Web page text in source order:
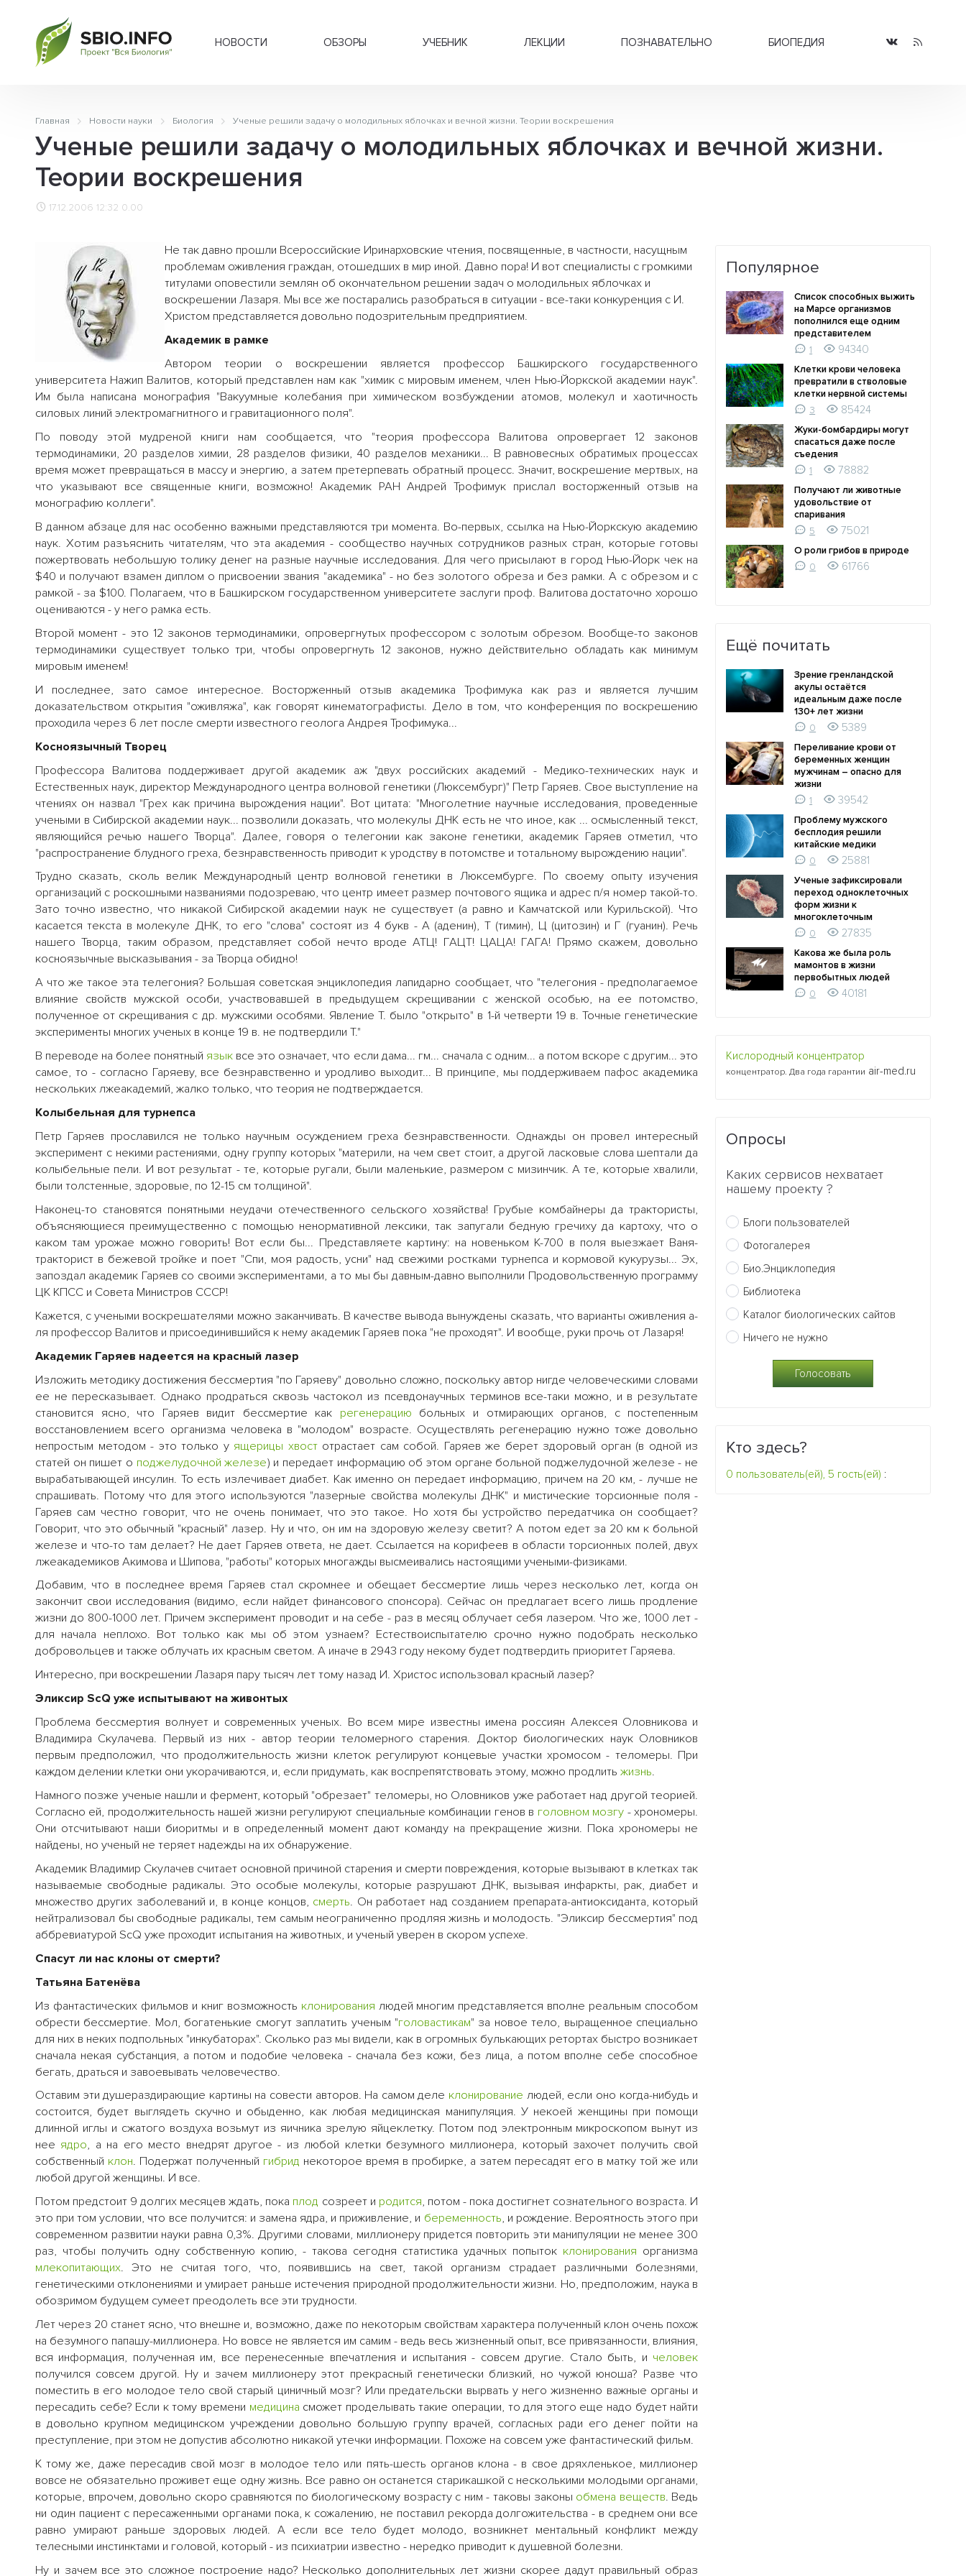
НОВОСТИ ОБЗОРЫ УЧЕБНИК ЛЕКЦИИ ПОЗНАВАТЕЛЬНО БИОПЕДИЯ
Главная Новости науки Биология Ученые решили задачу о молодильных яблочках и вечной жизни. Теории воскрешения
Ученые решили задачу о молодильных яблочках и вечной жизни.
Теории воскрешения
17.12.2006 12:32 0.00
Не так давно прошли Всероссийские Иринарховские чтения, посвященные, в частности, насущным
проблемам оживления граждан, отошедших в мир иной. Давно пора! И вот специалисты с громкими
титулами оповестили землян об окончательном решении задач о молодильных яблочках и
воскрешении Лазаря. Мы все же постарались разобраться в ситуации - все-таки конкуренция с И.
Христом представляется довольно подозрительным предприятием.
Академик в рамке
Автором теории о воскрешении является профессор Башкирского государственного
университета Нажип Валитов, который представлен нам как "химик с мировым именем, член Нью-Йоркской академии наук".
Им была написана монография "Вакуумные колебания при химическом возбуждении атомов, молекул и хаотичность
силовых линий электромагнитного и гравитационного поля".
По поводу этой мудреной книги нам сообщается, что "теория профессора Валитова опровергает 12 законов
термодинамики, 20 разделов химии, 28 разделов физики, 40 разделов механики... В равновесных обратимых процессах
время может превращаться в массу и энергию, а затем претерпевать обратный процесс. Значит, воскрешение мертвых, на
что указывают все священные книги, возможно! Академик РАН Андрей Трофимук прислал восторженный отзыв на
монографию коллеги".
В данном абзаце для нас особенно важными представляются три момента. Во-первых, ссылка на Нью-Йоркскую академию
наук. Хотим разъяснить читателям, что эта академия - сообщество научных сотрудников разных стран, которые готовы
пожертвовать небольшую толику денег на разные научные исследования. Для чего присылают в город Нью-Йорк чек на
$40 и получают взамен диплом о присвоении звания "академика" - но без золотого обреза и без рамки. А с обрезом и с
рамкой - за $100. Полагаем, что в Башкирском государственном университете заслуги проф. Валитова достаточно хорошо
оцениваются - у него рамка есть.
Второй момент - это 12 законов термодинамики, опровергнутых профессором с золотым обрезом. Вообще-то законов
термодинамики существует только три, чтобы опровергнуть 12 законов, нужно действительно обладать как минимум
мировым именем!
И последнее, зато самое интересное. Восторженный отзыв академика Трофимука как раз и является лучшим
доказательством открытия "оживляжа", как говорят кинематографисты. Дело в том, что конференция по воскрешению
проходила через 6 лет после смерти известного геолога Андрея Трофимука...
Косноязычный Творец
Профессора Валитова поддерживает другой академик аж "двух российских академий - Медико-технических наук и
Естественных наук, директор Международного центра волновой генетики (Люксембург)" Петр Гаряев. Свое выступление на
чтениях он назвал "Грех как причина вырождения нации". Вот цитата: "Многолетние научные исследования, проведенные
учеными в Сибирской академии наук... позволили доказать, что молекулы ДНК есть не что иное, как ... осмысленный текст,
являющийся речью нашего Творца". Далее, говоря о телегонии как законе генетики, академик Гаряев отметил, что
"распространение блудного греха, безнравственность приводит к уродству в потомстве и тотальному вырождению нации".
Трудно сказать, сколь велик Международный центр волновой генетики в Люксембурге. По своему опыту изучения
организаций с роскошными названиями подозреваю, что центр имеет размер почтового ящика и адрес п/я номер такой-то.
Зато точно известно, что никакой Сибирской академии наук не существует (а равно и Камчатской или Курильской). Что
касается текста в молекуле ДНК, то его "слова" состоят из 4 букв - А (аденин), Т (тимин), Ц (цитозин) и Г (гуанин). Речь
нашего Творца, таким образом, представляет собой нечто вроде АТЦ! ГАЦТ! ЦАЦА! ГАГА! Прямо скажем, довольно
косноязычные высказывания - за Творца обидно!
А что же такое эта телегония? Большая советская энциклопедия лапидарно сообщает, что "телегония - предполагаемое
влияние свойств мужской особи, участвовавшей в предыдущем скрещивании с женской особью, на ее потомство,
полученное от скрещивания с др. мужскими особями. Явление Т. было "открыто" в 1-й четверти 19 в. Точные генетические
эксперименты многих ученых в конце 19 в. не подтвердили Т."
В переводе на более понятный язык все это означает, что если дама... гм... сначала с одним... а потом вскоре с другим... это
самое, то - согласно Гаряеву, все безнравственно и уродливо выходит... В принципе, мы поддерживаем пафос академика
нескольких лжеакадемий, жалко только, что теория не подтверждается.
Колыбельная для турнепса
Петр Гаряев прославился не только научным осуждением греха безнравственности. Однажды он провел интересный
эксперимент с некими растениями, одну группу которых "материли, на чем свет стоит, а другой ласковые слова шептали да
колыбельные пели. И вот результат - те, которые ругали, были маленькие, размером с мизинчик. А те, которые хвалили,
были толстенные, здоровые, по 12-15 см толщиной".
Наконец-то становятся понятными неудачи отечественного сельского хозяйства! Грубые комбайнеры да трактористы,
объясняющиеся преимущественно с помощью ненормативной лексики, так запугали бедную гречиху да картоху, что о
каком там урожае можно говорить! Вот если бы... Представляете картину: на новеньком К-700 в поля выезжает Ваня-
тракторист в бежевой тройке и поет "Спи, моя радость, усни" над свежими ростками турнепса и кормовой кукурузы... Эх,
запоздал академик Гаряев со своими экспериментами, а то мы бы давным-давно выполнили Продовольственную программу
ЦК КПСС и Совета Министров СССР!
Кажется, с учеными воскрешателями можно заканчивать. В качестве вывода вынуждены сказать, что варианты оживления а-
ля профессор Валитов и присоединившийся к нему академик Гаряев пока "не проходят". И вообще, руки прочь от Лазаря!
Академик Гаряев надеется на красный лазер
Изложить методику достижения бессмертия "по Гаряеву" довольно сложно, поскольку автор нигде человеческими словами
ее не пересказывает. Однако продраться сквозь частокол из псевдонаучных терминов все-таки можно, и в результате
становится ясно, что Гаряев видит бессмертие как регенерацию больных и отмирающих органов, с постепенным
восстановлением всего организма человека в "молодом" возрасте. Осуществлять регенерацию нужно тоже довольно
непростым методом - это только у ящерицы хвостотрастает сам собой. Гаряев же берет здоровый орган (в одной из
статей он пишет о поджелудочной железе) и передает информацию об этом органе больной поджелудочной железе - не
вырабатывающей инсулин. То есть излечивает диабет. Как именно он передает информацию, причем на 20 км, - лучше не
спрашивать. Потому что для этого используются "лазерные свойства молекулы ДНК" и мистические торсионные поля -
Гаряев сам честно говорит, что не очень понимает, что это такое. Но хотя бы устройство передатчика он сообщает?
Говорит, что это обычный "красный" лазер. Ну и что, он им на здоровую железу светит? А потом едет за 20 км к больной
железе и что-то там делает? Не дает Гаряев ответа, не дает. Ссылается на корифеев в области торсионных полей, двух
лжеакадемиков Акимова и Шипова, "работы" которых многажды высмеивались настоящими учеными-физиками.
Добавим, что в последнее время Гаряев стал скромнее и обещает бессмертие лишь через несколько лет, когда он
закончит свои исследования (видимо, если найдет финансового спонсора). Сейчас он предлагает всего лишь продление
жизни до 800-1000 лет. Причем эксперимент проводит и на себе - раз в месяц облучает себя лазером. Что же, 1000 лет -
для начала неплохо. Вот только как мы об этом узнаем? Естествоиспытателю срочно нужно подобрать несколько
добровольцев и также облучать их красным светом. А иначе в 2943 году некому будет подтвердить приоритет Гаряева.
Интересно, при воскрешении Лазаря пару тысяч лет тому назад И. Христос использовал красный лазер?
Эликсир ScQ уже испытывают на живонтых
Проблема бессмертия волнует и современных ученых. Во всем мире известны имена россиян Алексея Оловникова и
Владимира Скулачева. Первый из них - автор теории теломерного старения. Доктор биологических наук Оловников
первым предположил, что продолжительность жизни клеток регулируют концевые участки хромосом - теломеры. При
каждом делении клетки они укорачиваются, и, если придумать, как воспрепятствовать этому, можно продлить жизнь.
Намного позже ученые нашли и фермент, который "обрезает" теломеры, но Оловников уже работает над другой теорией.
Согласно ей, продолжительность нашей жизни регулируют специальные комбинации генов в головном мозгу - хрономеры.
Они отсчитывают наши биоритмы и в определенный момент дают команду на прекращение жизни. Пока хрономеры не
найдены, но ученый не теряет надежды на их обнаружение.
Академик Владимир Скулачев считает основной причиной старения и смерти повреждения, которые вызывают в клетках так
называемые свободные радикалы. Это особые молекулы, которые разрушают ДНК, вызывая инфаркты, рак, диабет и
множество других заболеваний и, в конце концов, смерть. Он работает над созданием препарата-антиоксиданта, который
нейтрализовал бы свободные радикалы, тем самым неограниченно продляя жизнь и молодость. "Эликсир бессмертия" под
аббревиатурой ScQ уже проходит испытания на животных, и ученый уверен в скором успехе.
Спасут ли нас клоны от смерти?
Татьяна Батенёва
Из фантастических фильмов и книг возможность клонирования людей многим представляется вполне реальным способом
обрести бессмертие. Мол, богатенькие смогут заплатить ученым "головастикам" за новое тело, выращенное специально
для них в неких подпольных "инкубаторах". Сколько раз мы видели, как в огромных булькающих ретортах быстро возникает
сначала некая субстанция, а потом и подобие человека - сначала без кожи, без лица, а потом вполне себе способное
бегать, драться и завоевывать человечество.
Оставим эти душераздирающие картины на совести авторов. На самом деле клонирование людей, если оно когда-нибудь и
состоится, будет выглядеть скучно и обыденно, как любая медицинская манипуляция. У некоей женщины при помощи
длинной иглы и сжатого воздуха возьмут из яичника зрелую яйцеклетку. Потом под электронным микроскопом вынут из
нее ядро, а на его место внедрят другое - из любой клетки безумного миллионера, который захочет получить свой
собственный клон. Подержат полученный гибрид некоторое время в пробирке, а затем пересадят его в матку той же или
любой другой женщины. И все.
Потом предстоит 9 долгих месяцев ждать, пока плод созреет и родится, потом - пока достигнет сознательного возраста. И
это при том условии, что все получится: и замена ядра, и приживление, и беременность, и рождение. Вероятность этого при
современном развитии науки равна 0,3%. Другими словами, миллионеру придется повторить эти манипуляции не менее 300
раз, чтобы получить одну собственную копию, - такова сегодня статистика удачных попыток клонирования организма
млекопитающих. Это не считая того, что, появившись на свет, такой организм страдает различными болезнями,
генетическими отклонениями и умирает раньше истечения природной продолжительности жизни. Но, предположим, наука в
обозримом будущем сумеет преодолеть все эти трудности.
Лет через 20 станет ясно, что внешне и, возможно, даже по некоторым свойствам характера полученный клон очень похож
на безумного папашу-миллионера. Но вовсе не является им самим - ведь весь жизненный опыт, все привязанности, влияния,
вся информация, полученная им, все перенесенные впечатления и испытания - совсем другие. Стало быть, и человек
получился совсем другой. Ну и зачем миллионеру этот прекрасный генетически близкий, но чужой юноша? Разве что
поместить в его молодое тело свой старый циничный мозг? Или предательски вырвать у него жизненно важные органы и
пересадить себе? Если к тому времени медицина сможет проделывать такие операции, то для этого еще надо будет найти
в довольно крупном медицинском учреждении довольно большую группу врачей, согласных ради его денег пойти на
преступление, при этом не допустив абсолютно никакой утечки информации. Похоже на совсем уже фантастический фильм.
К тому же, даже пересадив свой мозг в молодое тело или пять-шесть органов клона - в свое дряхленькое, миллионер
вовсе не обязательно проживет еще одну жизнь. Все равно он останется старикашкой с несколькими молодыми органами,
которые, впрочем, довольно скоро сравняются по биологическому возрасту с ним - таковы законы обмена веществ. Ведь
ни один пациент с пересаженными органами пока, к сожалению, не поставил рекорда долгожительства - в среднем они все
равно умирают раньше здоровых людей. А если все тело будет молодо, возникнет ментальный конфликт между
телесными инстинктами и головой, который - из психиатрии известно - нередко приводит к душевной болезни.
Ну и зачем все это сложное построение надо? Несколько дополнительных лет жизни скорее дадут правильный образ
Популярное
Список способных выжить
на Марсе организмов
пополнился еще одним
представителем
1
94340
Клетки крови человека
превратили в стволовые
клетки нервной системы
3
85424
Жуки-бомбардиры могут
спасаться даже после
съедения
1
78882
Получают ли животные
удовольствие от
спаривания
5
75021
О роли грибов в природе
0
61766
Ещё почитать
Зрение гренландской
акулы остаётся
идеальным даже после
130+ лет жизни
0
5389
Переливание крови от
беременных женщин
мужчинам – опасно для
жизни
1
39542
Проблему мужского
бесплодия решили
китайские медики
0
25881
Ученые зафиксировали
переход одноклеточных
форм жизни к
многоклеточным
0
27835
Какова же была роль
мамонтов в жизни
первобытных людей
0
40181
Кислородный концентратор
концентратор. Два года гарантии air-med.ru
Опросы
Каких сервисов нехватает
нашему проекту ?
Блоги пользователей
Фотогалерея
Био.Энциклопедия
Библиотека
Каталог биологических сайтов
Ничего не нужно
Кто здесь?
0 пользователь(ей), 5 гость(ей) :